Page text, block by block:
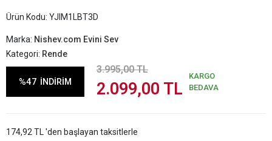
Ürün Kodu: YJIM1LBT3D
Marka: Nishev.com Evini Sev
Kategori: Rende
%47 İNDİRİM
3.995,00 TL
2.099,00 TL
KARGO
BEDAVA
174,92 TL 'den başlayan taksitlerle